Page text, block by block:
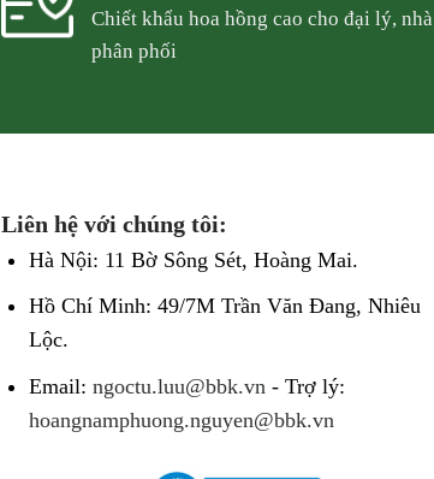
Chiết khẩu hoa hồng cao cho đại lý, nhà
phân phối
Liên hệ với chúng tôi:
Hà Nội: 11 Bờ Sông Sét, Hoàng Mai.
Hồ Chí Minh: 49/7M Trần Văn Đang, Nhiêu
Lộc.
Email: ngoctu.luu@bbk.vn - Trợ lý:
hoangnamphuong.nguyen@bbk.vn